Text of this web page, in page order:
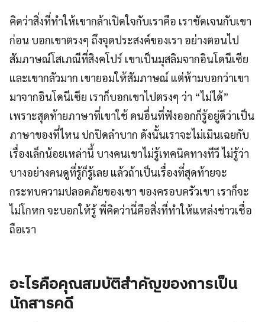
คิดว่าสิ่งที่ทำให้เขากล้าเปิดใจกับเราคือ เราชัดเจนกับเขา
ก่อน บอกเขาตรงๆ ถึงจุดประสงค์ของเรา อย่างตอนไป
สัมภาษณ์โสเภณีที่สิงคโปร์ เขาเป็นมุสลิมจากอินโดนีเซีย
และเขากลัวมาก เขายอมให้สัมภาษณ์ แต่ห้ามบอกว่าเขา
มาจากอินโดนีเซีย เราก็บอกเขาไปตรงๆ ว่า “ไม่ได้”
เพราะสุดท้ายภาษาที่เขาใช้ คนอื่นที่ฟังออกก็รู้อยู่ดีว่าเป็น
ภาษาของที่ไหน ปกปิดลำบาก ดังนั้นเราจะไม่เมินเฉยกับ
เรื่องเล็กน้อยเหล่านี้ บางคนเขาไม่รู้เทคนิคทางทีวี ไม่รู้ว่า
บางอย่างคนดูที่รู้ก็รู้เลย แล้วถ้าเป็นเรื่องที่สุดท้ายจะ
กระทบความปลอดภัยของเขา ของครอบครัวเขา เราก็จะ
ไม่โกหก จะบอกให้รู้ พี่คิดว่านี่คือสิ่งที่ทำให้แหล่งข่าวเชื่อ
ถือเรา
อะไรคือคุณสมบัติสำคัญของการเป็น
นักสารคดี